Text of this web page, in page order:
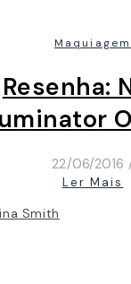
Maquiagem
Resenha:
22/06/2016
Ler Mais
Smith